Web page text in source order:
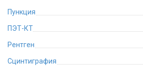
Пункция
ПЭТ-КТ
Рентген
Сцинтиграфия